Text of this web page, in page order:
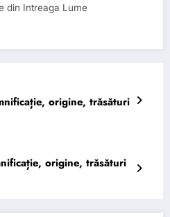
din Intreaga Lume
origine, trăsături
origine, trăsături